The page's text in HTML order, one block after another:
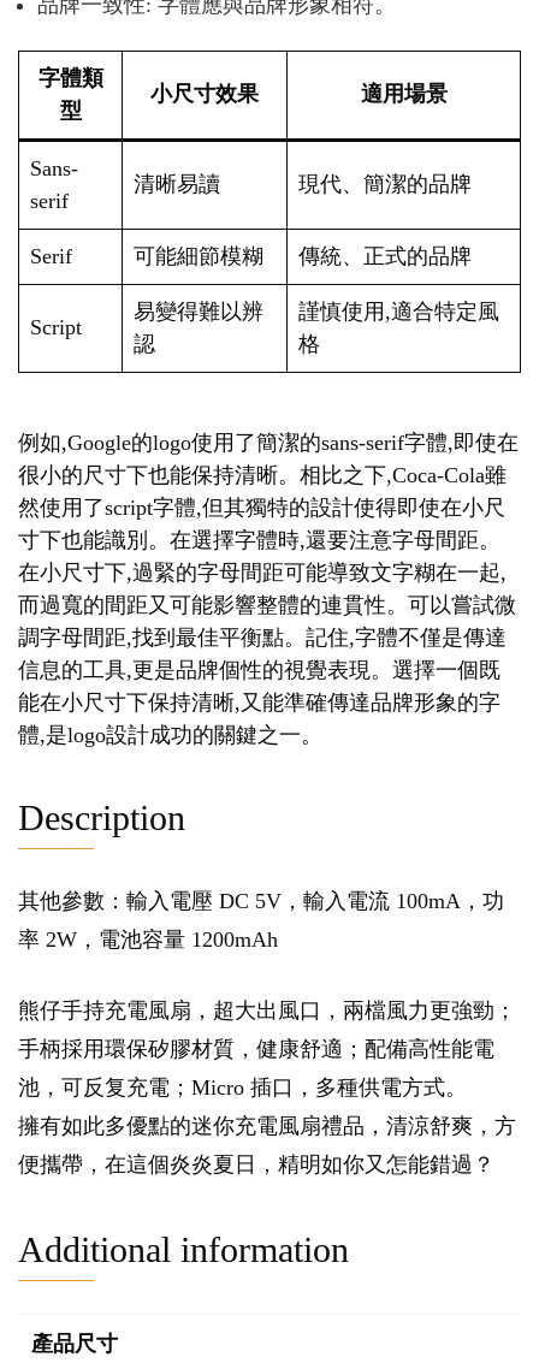
品牌一致性: 字體應與品牌形象相符。
字體類
型
小尺寸效果 適用場景
Sans-
serif
清晰易讀 現代、簡潔的品牌
Serif 可能細節模糊 傳統、正式的品牌
Script
易變得難以辨
認
謹慎使用,適合特定風
格
例如,Google的logo使用了簡潔的sans-serif字體,即使在
很小的尺寸下也能保持清晰。相比之下,Coca-Cola雖
然使用了script字體,但其獨特的設計使得即使在小尺
寸下也能識別。在選擇字體時,還要注意字母間距。
在小尺寸下,過緊的字母間距可能導致文字糊在一起,
而過寬的間距又可能影響整體的連貫性。可以嘗試微
調字母間距,找到最佳平衡點。記住,字體不僅是傳達
信息的工具,更是品牌個性的視覺表現。選擇一個既
能在小尺寸下保持清晰,又能準確傳達品牌形象的字
體,是logo設計成功的關鍵之一。
Description
其他參數：輸入電壓 DC 5V，輸入電流 100mA，功
率 2W，電池容量 1200mAh
熊仔手持充電風扇，超大出風口，兩檔風力更強勁；
手柄採用環保矽膠材質，健康舒適；配備高性能電
池，可反复充電；Micro 插口，多種供電方式。
擁有如此多優點的迷你充電風扇禮品，清涼舒爽，方
便攜帶，在這個炎炎夏日，精明如你又怎能錯過？
Additional information
產品尺寸